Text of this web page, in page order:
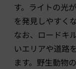
す。ライトの光
を発見しやすく
なお、ロードキ
いエリアや道路
ます。野生動物